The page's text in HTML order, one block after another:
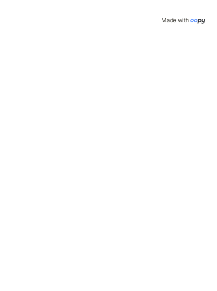
Made with